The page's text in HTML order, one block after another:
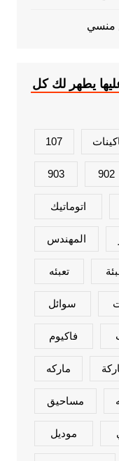
منسي
يطهر لك كل
107
902
903
اتوماتيك
المهندس
تعبئه
سوائل
فاكيوم
ماركه
مساحيق
موديل